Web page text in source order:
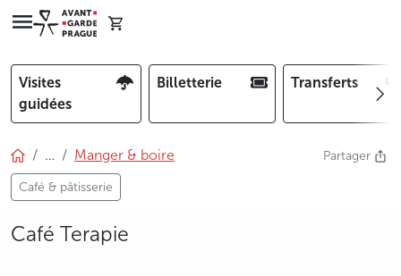
Visites
guidées
Billetterie Transferts
… Manger & boire
Café & pâtisserie
Partager
Café Terapie